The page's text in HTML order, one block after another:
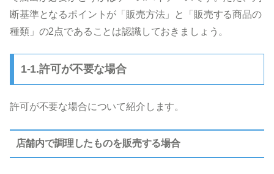
断基準となるポイントが「販売方法」と「販売する商品の
種類」の2点であることは認識しておきましょう。
1-1.許可が不要な場合
許可が不要な場合について紹介します。
店舗内で調理したものを販売する場合